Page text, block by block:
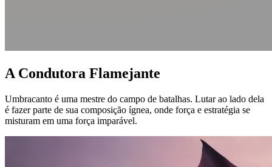
A Condutora Flamejante
Umbracanto é uma mestre do campo de batalhas. Lutar ao lado dela
é fazer parte de sua composição ígnea, onde força e estratégia se
misturam em uma força imparável.